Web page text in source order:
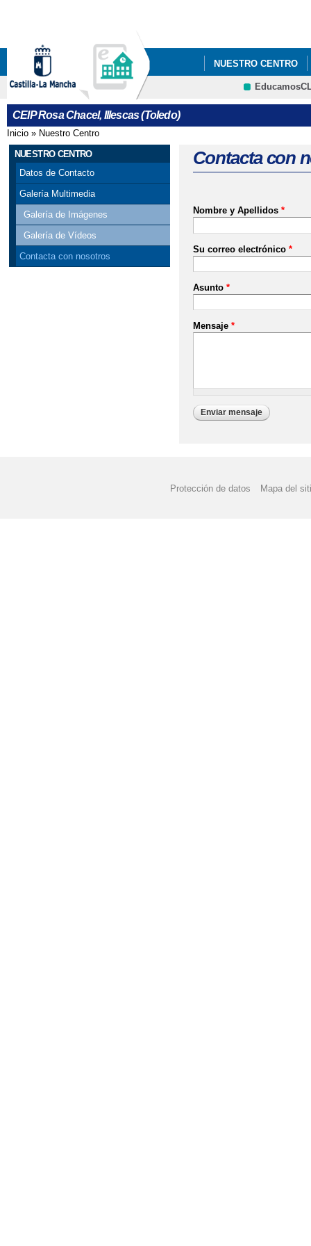
NUESTRO CENTRO
CEIP Rosa Chacel, Illescas (Toledo)
Se encuentra usted aquí
Inicio » Nuestro Centro
NUESTRO CENTRO
Datos de Contacto
Galería Multimedia
Galería de Imágenes
Galería de Vídeos
Contacta con nosotros
Contacta con
Nombre y Apellidos *
Su correo electrónico *
Asunto *
Mensaje *
Protección de datos Mapa del